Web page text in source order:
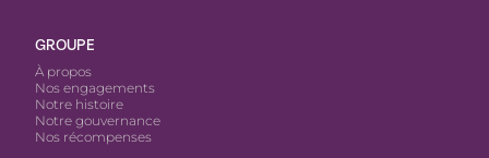
GROUPE
À propos
Nos engagements
Notre histoire
Notre gouvernance